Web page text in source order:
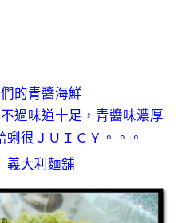
的青醬海鮮
過味道十足，青醬味濃厚
很ＪＵＩＣＹ。。。